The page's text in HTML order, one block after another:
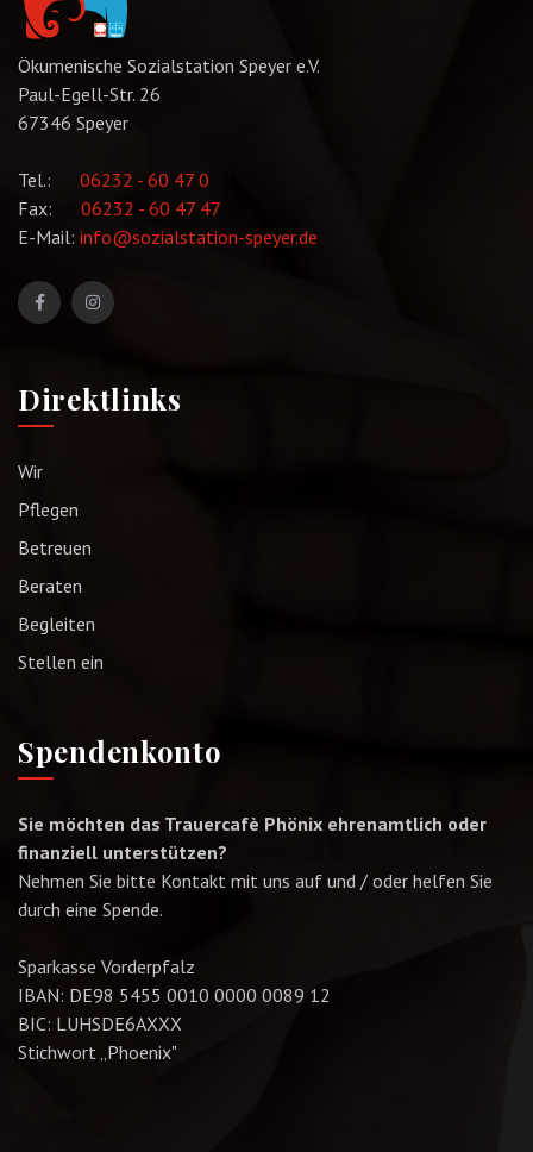
Ökumenische Sozialstation Speyer e.V.
Paul-Egell-Str. 26
67346 Speyer
Tel.: 06232 - 60 47 0
Fax: 06232 - 60 47 47
E-Mail: info@sozialstation-speyer.de
Direktlinks
Wir
Pflegen
Betreuen
Beraten
Begleiten
Stellen ein
Spendenkonto
Sie möchten das Trauercafè Phönix ehrenamtlich oder
finanziell unterstützen?
Nehmen Sie bitte Kontakt mit uns auf und / oder helfen Sie
durch eine Spende.
Sparkasse Vorderpfalz
IBAN: DE98 5455 0010 0000 0089 12
BIC: LUHSDE6AXXX
Stichwort „Phoenix"